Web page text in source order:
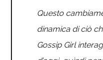
Questo
dinamica di ciò
Gossip Girl